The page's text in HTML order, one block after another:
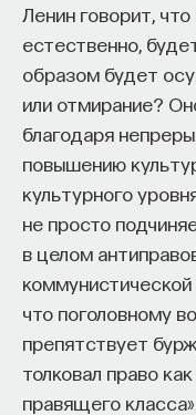
Ленин говорит,
естественно,
образом будет
или отмирание?
благодаря
повышению
культурного
не просто
в целом
коммунистической
что поголовному
препятствует
толковал право
правящего
мы вообще не
необходимо —
которые могут
будущего. Матери
следовало бы
чтобы оградить от
Если он
должна принять
они несъедобны, и
Но, сделав это,
В частности, не
«Если бы я только
сразу отвела его к